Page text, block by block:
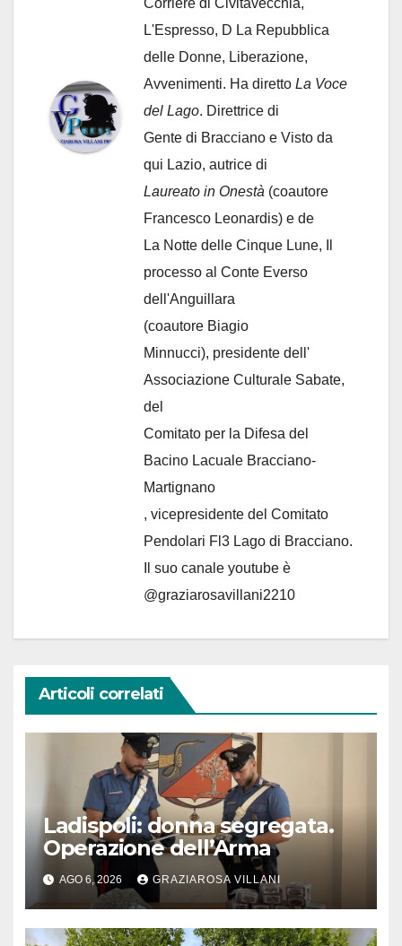
Corriere di Civitavecchia,
L'Espresso, D La Repubblica
delle Donne, Liberazione,
Avvenimenti. Ha diretto La Voce
del Lago. Direttrice di
Gente di Bracciano e Visto da
qui Lazio, autrice di
Laureato in Onestà (coautore
Francesco Leonardis) e de
La Notte delle Cinque Lune, Il
processo al Conte Everso
dell'Anguillara
(coautore Biagio
Minnucci), presidente dell'
Associazione Culturale Sabate,
del
Comitato per la Difesa del
Bacino Lacuale Bracciano-
Martignano
, vicepresidente del Comitato
Pendolari Fl3 Lago di Bracciano.
Il suo canale youtube è
@graziarosavillani2210
Articoli correlati
Ladispoli: donna segregata.
Operazione dell’Arma
AGO 6, 2026 GRAZIAROSA VILLANI